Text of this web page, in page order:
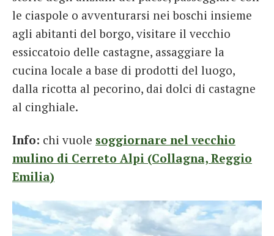
le ciaspole o avventurarsi nei boschi insieme
agli abitanti del borgo, visitare il vecchio
essiccatoio delle castagne, assaggiare la
cucina locale a base di prodotti del luogo,
dalla ricotta al pecorino, dai dolci di castagne
al cinghiale.
Info: chi vuole soggiornare nel vecchio
mulino di Cerreto Alpi (Collagna, Reggio
Emilia)